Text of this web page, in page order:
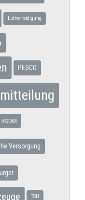
Luftverteidigung
PESCO
RSOM
Versorgung
TSH